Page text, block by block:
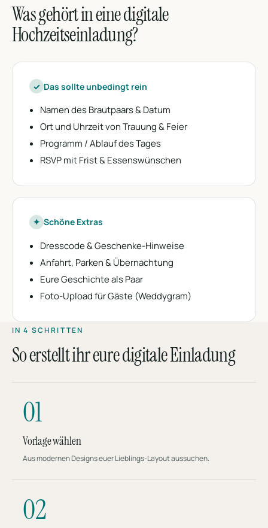
Was gehört in eine digitale
Hochzeitseinladung?
✓ Das sollte unbedingt rein
Namen des Brautpaars & Datum
Ort und Uhrzeit von Trauung & Feier
Programm / Ablauf des Tages
RSVP mit Frist & Essenswünschen
✦ Schöne Extras
Dresscode & Geschenke-Hinweise
Anfahrt, Parken & Übernachtung
Eure Geschichte als Paar
Foto-Upload für Gäste (Weddygram)
IN 4 SCHRITTEN
So erstellt ihr eure digitale Einladung
01
Vorlage wählen
Aus modernen Designs euer Lieblings-Layout aussuchen.
02